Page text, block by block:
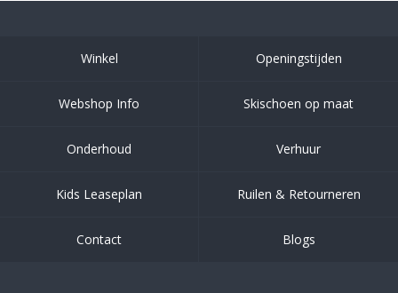
Winkel Openingstijden
Webshop Info Skischoen op maat
Onderhoud Verhuur
Kids Leaseplan Ruilen & Retourneren
Contact Blogs